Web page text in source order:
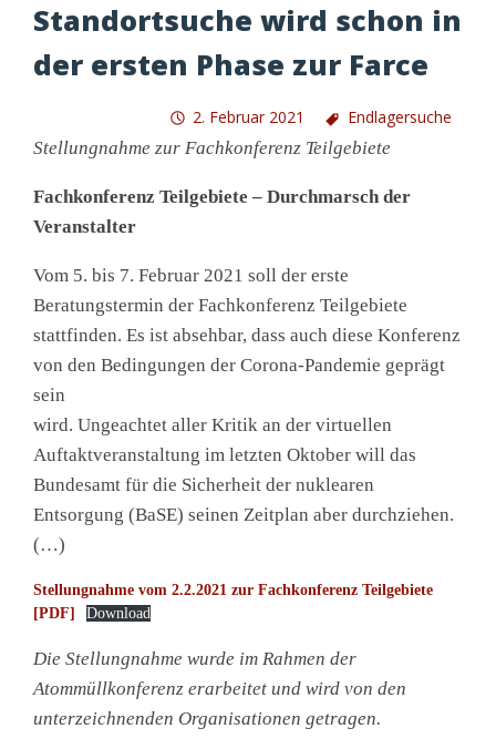
Standortsuche wird schon in
der ersten Phase zur Farce
2. Februar 2021
Endlagersuche
Stellungnahme zur Fachkonferenz Teilgebiete
Fachkonferenz Teilgebiete – Durchmarsch der
Veranstalter
Vom 5. bis 7. Februar 2021 soll der erste
Beratungstermin der Fachkonferenz Teilgebiete
stattfinden. Es ist absehbar, dass auch diese Konferenz
von den Bedingungen der Corona-Pandemie geprägt
sein
wird. Ungeachtet aller Kritik an der virtuellen
Auftaktveranstaltung im letzten Oktober will das
Bundesamt für die Sicherheit der nuklearen
Entsorgung (BaSE) seinen Zeitplan aber durchziehen.
(…)
Stellungnahme vom 2.2.2021 zur Fachkonferenz Teilgebiete
[PDF]
Download
Die Stellungnahme wurde im Rahmen der
Atommüllkonferenz erarbeitet und wird von den
unterzeichnenden Organisationen getragen.